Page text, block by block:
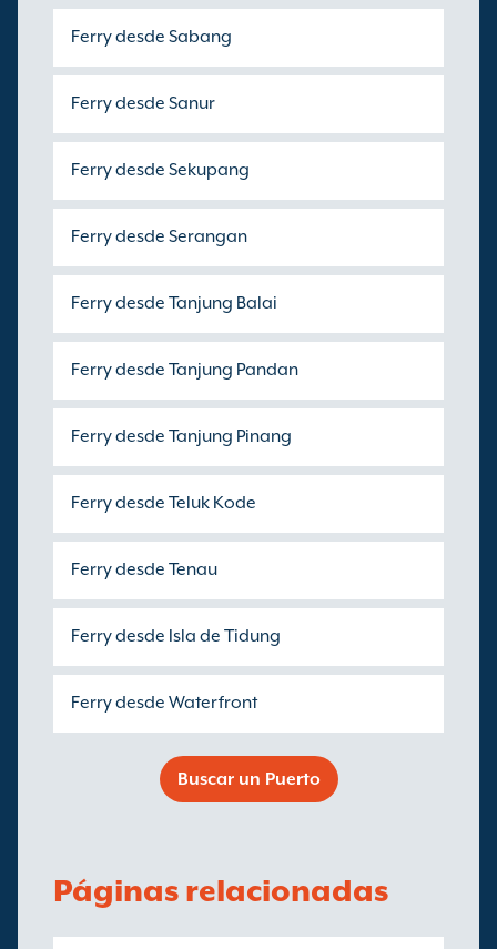
Ferry desde Sabang
Ferry desde Sanur
Ferry desde Sekupang
Ferry desde Serangan
Ferry desde Tanjung Balai
Ferry desde Tanjung Pandan
Ferry desde Tanjung Pinang
Ferry desde Teluk Kode
Ferry desde Tenau
Ferry desde Isla de Tidung
Ferry desde Waterfront
Buscar un Puerto
Páginas relacionadas